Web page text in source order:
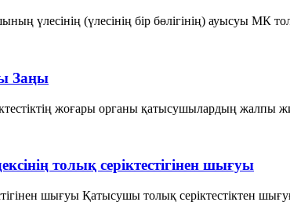
үлесінің (үлесінің бір бөлігінің) ауысуы МК
Заңы
жоғары органы қатысушылардың жалпы
толық серіктестігінен шығуы
шығуы Қатысушы толық серіктестіктен